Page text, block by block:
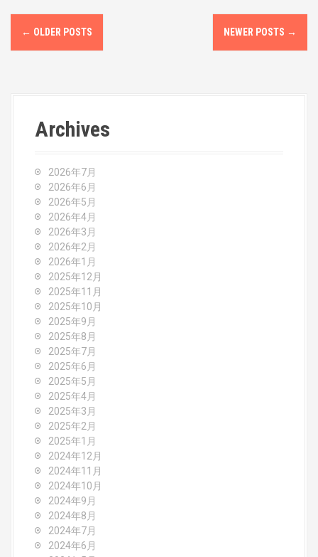
P
o
← OLDER POSTS NEWER POSTS →
Archives
2026年7月
2026年6月
2026年5月
2026年4月
2026年3月
2026年2月
2026年1月
2025年12月
2025年11月
2025年10月
2025年9月
2025年8月
2025年7月
2025年6月
2025年5月
2025年4月
2025年3月
2025年2月
2025年1月
2024年12月
2024年11月
2024年10月
2024年9月
2024年8月
2024年7月
2024年6月